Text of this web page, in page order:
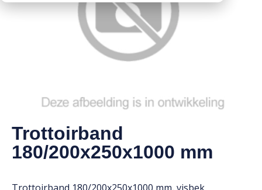
Mission statement
Trottoirband
180/200x250x1000 mm